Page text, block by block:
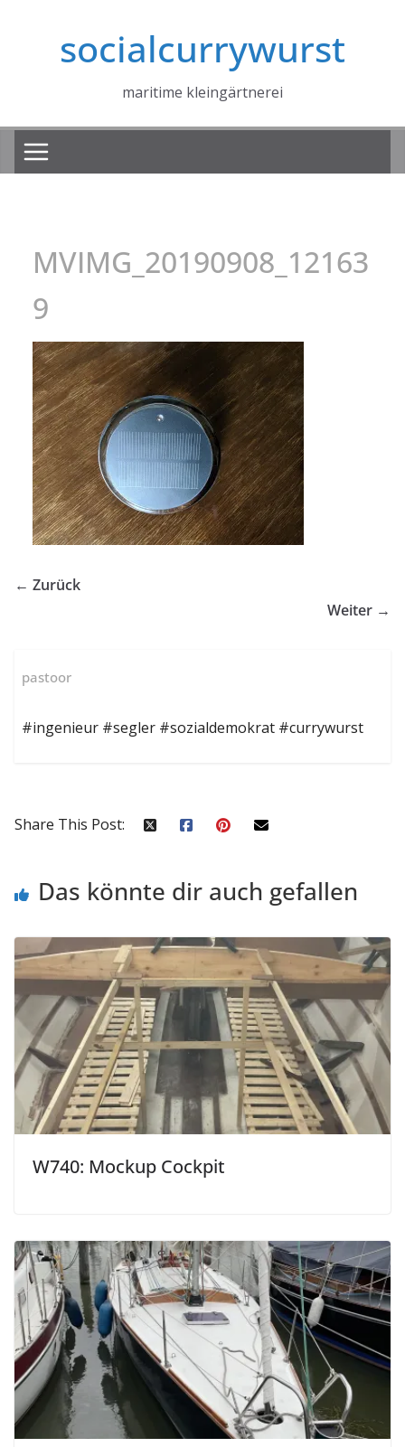
socialcurrywurst
maritime kleingärtnerei
MVIMG_20190908_12163
9
← Zurück
Weiter →
pastoor
#ingenieur #segler #sozialdemokrat #currywurst
Share This Post:
Das könnte dir auch gefallen
W740: Mockup Cockpit